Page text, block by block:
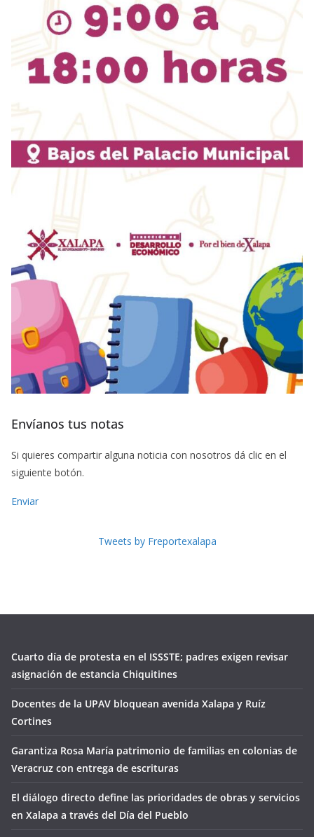
Envíanos tus notas
Si quieres compartir alguna noticia con nosotros dá clic en el
siguiente botón.
Enviar
Tweets by Freportexalapa
Cuarto día de protesta en el ISSSTE; padres exigen revisar
asignación de estancia Chiquitines
Docentes de la UPAV bloquean avenida Xalapa y Ruíz
Cortines
Garantiza Rosa María patrimonio de familias en colonias de
Veracruz con entrega de escrituras
El diálogo directo define las prioridades de obras y servicios
en Xalapa a través del Día del Pueblo